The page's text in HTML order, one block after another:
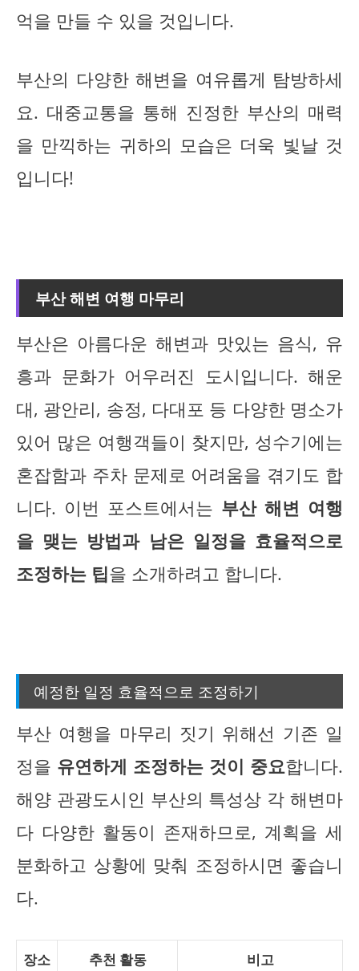
억을 만들 수 있을 것입니다.
부산의 다양한 해변을 여유롭게 탐방하세
요. 대중교통을 통해 진정한 부산의 매력
을 만끽하는 귀하의 모습은 더욱 빛날 것
입니다!
부산 해변 여행 마무리
부산은 아름다운 해변과 맛있는 음식, 유
흥과 문화가 어우러진 도시입니다. 해운
대, 광안리, 송정, 다대포 등 다양한 명소가
있어 많은 여행객들이 찾지만, 성수기에는
혼잡함과 주차 문제로 어려움을 겪기도 합
니다. 이번 포스트에서는 부산 해변 여행
을 맺는 방법과 남은 일정을 효율적으로
조정하는 팁을 소개하려고 합니다.
예정한 일정 효율적으로 조정하기
부산 여행을 마무리 짓기 위해선 기존 일
정을 유연하게 조정하는 것이 중요합니다.
해양 관광도시인 부산의 특성상 각 해변마
다 다양한 활동이 존재하므로, 계획을 세
분화하고 상황에 맞춰 조정하시면 좋습니
다.
장소 추천 활동 비고